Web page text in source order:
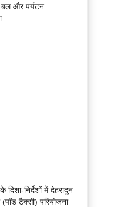
बल और पर्यटन
दिशा-निर्देशों में देहरादून
टैक्सी) परियोजना